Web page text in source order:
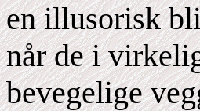
en illusorisk
når de i
bevegelige